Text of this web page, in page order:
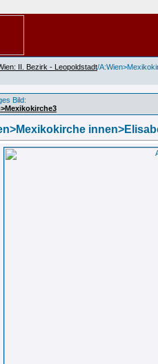
II. Bezirk - Leopoldstadt/
Bild: